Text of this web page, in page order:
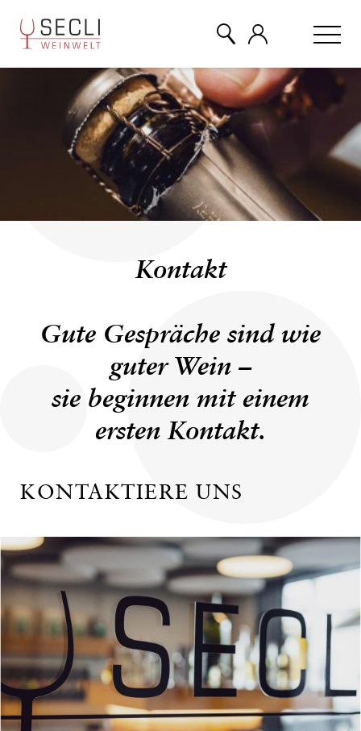
Kontakt
Gute Gespräche sind wie
guter Wein –
sie beginnen mit einem
ersten Kontakt.
KONTAKTIERE UNS
WEINE
CHAMPAGNER